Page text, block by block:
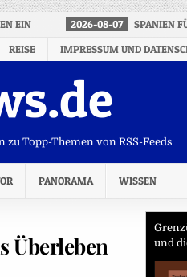
EIN 2026-08-07 SPANIEN
REISE IMPRESSUM UND
Topp-Themen von RSS-Feeds
PANORAMA WISSEN
Überleben
und